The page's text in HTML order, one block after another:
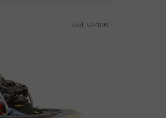
Kód: S24899